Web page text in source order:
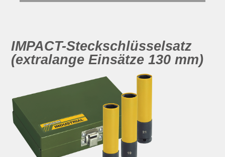
IMPACT-Steckschlüsselsatz
(extralange Einsätze 130 mm)